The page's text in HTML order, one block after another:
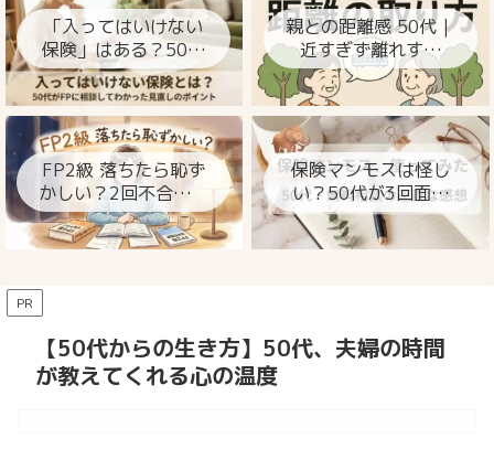
「入ってはいけない
保険」はある？50代
がFPに相談してわか
った見直しのポイン
ト
親との距離感 50代｜
近すぎず離れすぎ
ず、心が楽になる整
FP2級 落ちたら恥ず
かしい？2回不合格の
私が今思うこと
保険マンモスは怪し
い？50代が3回面談
して分かった本当の
ところ
PR
【50代からの生き方】50代、夫婦の時間
が教えてくれる心の温度